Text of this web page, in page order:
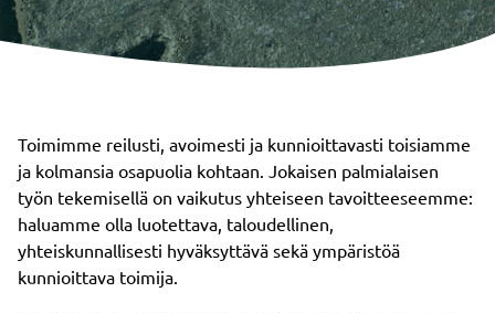
Toimimme reilusti, avoimesti ja kunnioittavasti toisiamme
ja kolmansia osapuolia kohtaan. Jokaisen palmialaisen
työn tekemisellä on vaikutus yhteiseen tavoitteeseemme:
haluamme olla luotettava, taloudellinen,
yhteiskunnallisesti hyväksyttävä sekä ympäristöä
kunnioittava toimija.